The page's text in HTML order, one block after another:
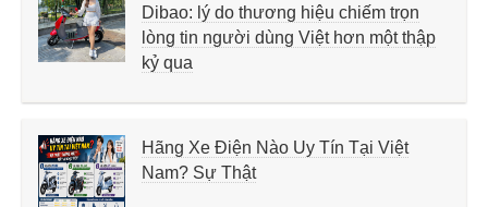
Dibao: lý do thương hiệu chiếm trọn
lòng tin người dùng Việt hơn một thập
kỷ qua
Hãng Xe Điện Nào Uy Tín Tại Việt
Nam? Sự Thật